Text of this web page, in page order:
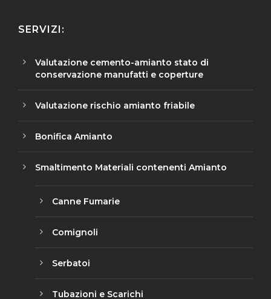
SERVIZI:
Valutazione cemento-amianto stato di
conservazione manufatti e coperture
Valutazione rischio amianto friabile
Bonifica Amianto
Smaltimento Materiali contenenti Amianto
Canne Fumarie
Comignoli
Serbatoi
Tubazioni e Scarichi